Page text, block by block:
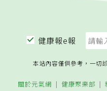
健康報e報
本站內容僅供參考，一切
關於元氣網 健康聚樂部